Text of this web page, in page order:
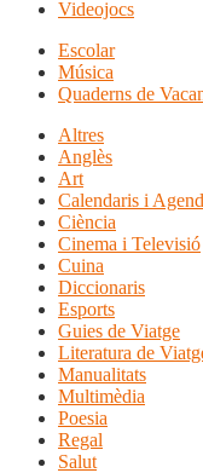
Videojocs
Escolar
Música
Quaderns de
Altres
Anglès
Art
Calendaris i
Ciència
Cinema i Televisió
Cuina
Diccionaris
Esports
Guies de Viatge
Literatura de
Manualitats
Multimèdia
Poesia
Regal
Salut